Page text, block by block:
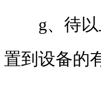
g、待以
置到设备的